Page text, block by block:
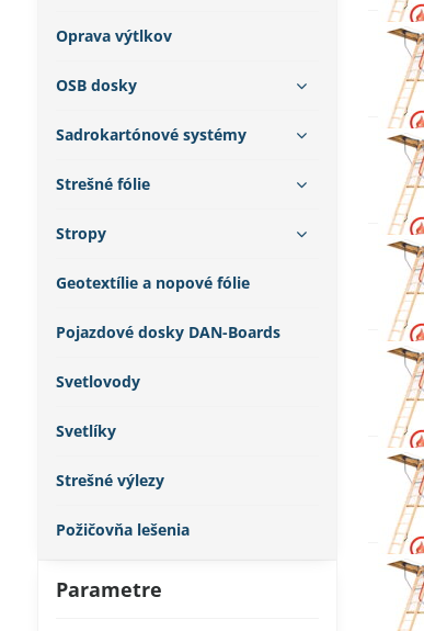
Parametre
Oprava výtlkov
OSB dosky
Sadrokartónové systémy
Strešné fólie
Stropy
Geotextílie a nopové fólie
Pojazdové dosky DAN-Boards
Svetlovody
Svetlíky
Strešné výlezy
Požičovňa lešenia